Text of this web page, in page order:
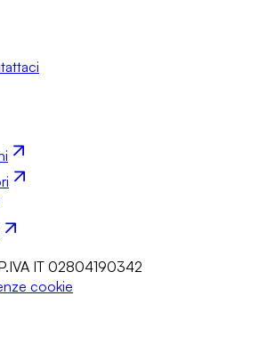
IT 02804190342
cookie